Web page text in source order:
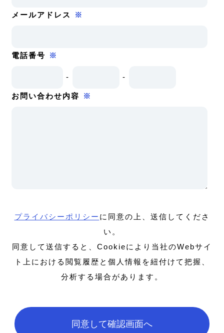
メールアドレス ※
電話番号 ※
- -
お問い合わせ内容 ※
プライバシーポリシー に同意の上、送信してくださ
い。
同意して送信すると、Cookieにより当社のWebサイ
ト上における閲覧履歴と個人情報を紐付けて把握、
分析する場合があります。